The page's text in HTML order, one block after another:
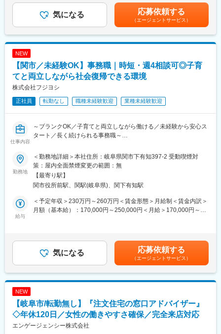
学校行事等も有給などを使いながら調整可能です。
■昇給・昇格・評価制度について：
ます。
評価しております。また、オフィスリーダーという役職もありキ
ャリアアップを望む方にもぴったりです。
営業職にある歩合給ですが、もしお客様への最初のご提案を事務
の方が行った場合（電話での声掛けで興味を持っていただくな
す。
変更の範囲：無
・見積書や申込書の作成／送付
・計上処理
皆さんお子様がいて家庭環境に合わせて働き方を調整しておりま
す。
和気あいあいとした雰囲気で普段からコミュニケーションを取っ
います。
保険に関しての業務は覚えていただく知識も多いため最初は先輩
隣り合わせのデスクのため、困りごとがあった際にはすぐに相
談・解決できます。
■はたらき方：
て入社後すぐに時短勤務・短日数勤務を選択できる人事制度があ
ります。「子育てのためにキャリアを中断せざるを得ないのは非
学校行事等も有給などを使いながら調整可能です。
■昇給・昇格・評価制度について：
ます。
評価しております。また、オフィスリーダーという役職もありキ
ャリアアップを望む方にもぴったりです。
営業職にある歩合給ですが、もしお客様への最初のご提案を事務
の方が行った場合（電話での声掛けで興味を持っていただくな
月給(月額)は固定手当を含めた表記です。
気になる 応募依頼する
（エージェントサービス）
NEW
【関市／未経験OK】事務職｜時短・週4相談可◎子育
てと両立しながら社会復帰できる環境
株式会社フジヨシ
正社員 転勤なし 職種未経験歓迎 業種未経験歓迎
仕事内容
～ブランクOK／子育てと両立しながら働ける／未経験から安心ス
タート／長く続けられる事務職～
地域密着型の保険代理店にて、営業担当やお客様をサポートする
「事務職」をお任せします。
PC業務だけでなく、来店対応や電話対応などもあり、人と関わり
ながら働けるお仕事です。
■業務内容：
＜具体的には＞
・ご来店されたお客様の受付・一次対応
・保険更新のご案内連絡 等
◇ブランクがあっても安心して復帰できる
先輩社員がOJTでしっかりサポート。久しぶりのお仕事でも少し
ずつ慣れていただけます。
勤務地
＜勤務地詳細＞本社住所：岐阜県関市下有知397-2 受動喫煙対
策：屋内全面禁煙変更の範囲：無
【最寄り駅】
関市役所前駅、関駅(岐阜県)、関下有知駅
給与
＜予定年収＞230万円～260万円＜賃金形態＞月給制＜賃金内訳＞
月額（基本給）：170,000円～250,000円＜月給＞170,000円～
り・長く働く中でキャリアアップも可能賃金はあくまでも目安の
金額であり、選考を通じて上下する可能性があります。月給(月額)
は固定手当を含めた表記です。
気になる 応募依頼する
（エージェントサービス）
NEW
【岐阜市/転勤無し】『注文住宅の窓口アドバイザー』
◇年休120日／女性の働きやすさ確保／完全来店対応
エンゲージェンシー株式会社